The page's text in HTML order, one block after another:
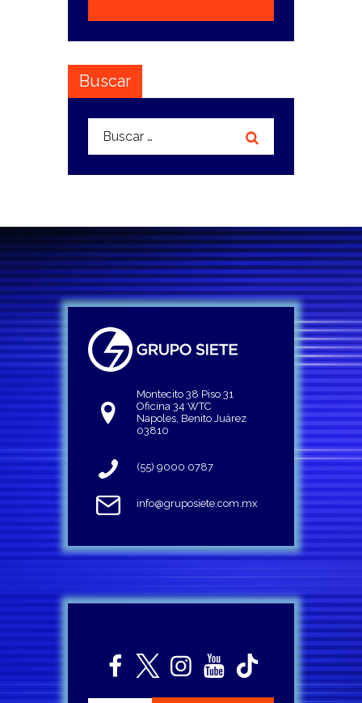
Buscar
Buscar:
Montecito 38 Piso 31
Oficina 34 WTC
Napoles, Benito Juárez
03810
(55) 9000 0787
info@gruposiete.com.mx